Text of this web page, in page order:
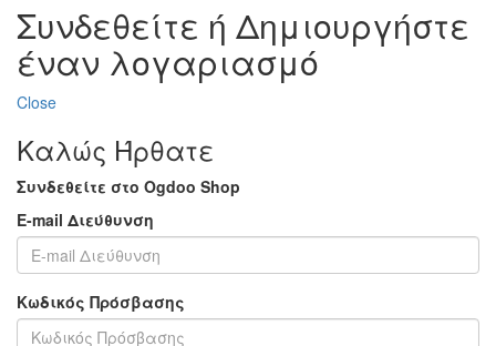
Συνδεθείτε ή Δημιουργήστε
έναν λογαριασμό
Close
Καλώς Ήρθατε
Συνδεθείτε στο Ogdoo Shop
E-mail Διεύθυνση
Κωδικός Πρόσβασης